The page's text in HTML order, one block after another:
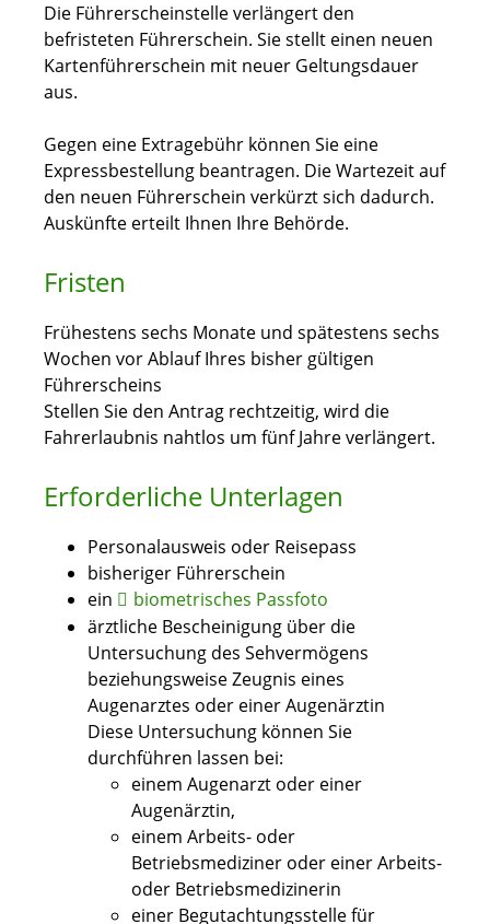
Die Führerscheinstelle verlängert den
befristeten Führerschein. Sie stellt einen neuen
Kartenführerschein mit neuer Geltungsdauer
aus.
Gegen eine Extragebühr können Sie eine
Expressbestellung beantragen. Die Wartezeit auf
den neuen Führerschein verkürzt sich dadurch.
Auskünfte erteilt Ihnen Ihre Behörde.
Fristen
Frühestens sechs Monate und spätestens sechs
Wochen vor Ablauf Ihres bisher gültigen
Führerscheins
Stellen Sie den Antrag rechtzeitig, wird die
Fahrerlaubnis nahtlos um fünf Jahre verlängert.
Erforderliche Unterlagen
Personalausweis oder Reisepass
bisheriger Führerschein
ein
biometrisches Passfoto
ärztliche Bescheinigung über die
Untersuchung des Sehvermögens
beziehungsweise Zeugnis eines
Augenarztes oder einer Augenärztin
Diese Untersuchung können Sie
durchführen lassen bei:
einem Augenarzt oder einer
Augenärztin,
einem Arbeits- oder
Betriebsmediziner oder einer Arbeits-
oder Betriebsmedizinerin
einer Begutachtungsstelle für